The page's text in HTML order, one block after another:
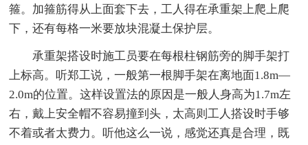
箍。加箍筋得从上面套下去，工人得在承重架上爬上爬
下，还有每格一米要放块混凝土保护层。
承重架搭设时施工员要在每根柱钢筋旁的脚手架打
上标高。听郑工说，一般第一根脚手架在离地面1.8m—
2.0m的位置。这样设置法的原因是一般人身高为1.7m左
右，戴上安全帽不容易撞到头，太高则工人搭设时手够
不着或者太费力。听他这么一说，感觉还真是合理，既